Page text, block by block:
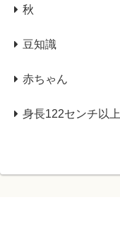
秋
豆知識
赤ちゃん
身長122センチ以上